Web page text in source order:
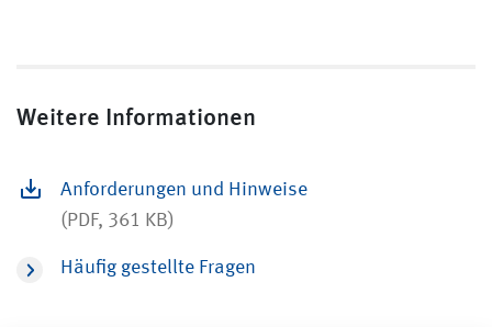
Weitere Informationen
Anforderungen und Hinweise
(PDF, 361 KB)
Häufig gestellte Fragen